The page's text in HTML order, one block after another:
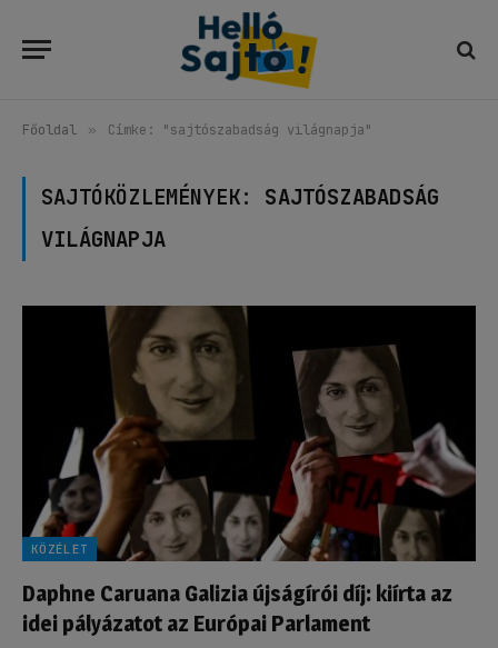
Főoldal » Címke: "sajtószabadság világnapja"
SAJTÓKÖZLEMÉNYEK: SAJTÓSZABADSÁG
VILÁGNAPJA
KÖZÉLET
Daphne Caruana Galizia újságírói díj: kiírta az
idei pályázatot az Európai Parlament